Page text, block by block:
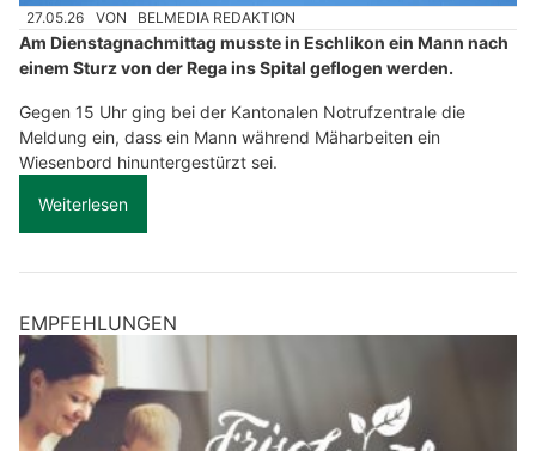
27.05.26 VON BELMEDIA REDAKTION
Am Dienstagnachmittag musste in Eschlikon ein Mann nach
einem Sturz von der Rega ins Spital geflogen werden.
Gegen 15 Uhr ging bei der Kantonalen Notrufzentrale die
Meldung ein, dass ein Mann während Mäharbeiten ein
Wiesenbord hinuntergestürzt sei.
Weiterlesen
EMPFEHLUNGEN